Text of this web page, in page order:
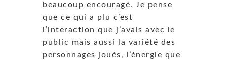
beaucoup encouragé. Je pense
que ce qui a plu c’est
l’interaction que j’avais avec le
public mais aussi la variété des
personnages joués, l’énergie que